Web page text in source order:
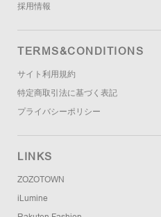
採用情報
TERMS&CONDITIONS
サイト利用規約
特定商取引法に基づく表記
プライバシーポリシー
LINKS
ZOZOTOWN
iLumine